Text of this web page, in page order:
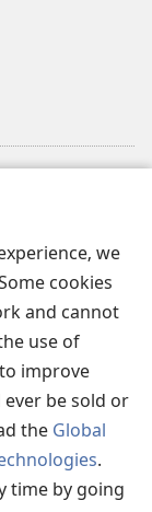
we
cookies
and cannot
use of
improve
be sold or
the Global
.
time by going